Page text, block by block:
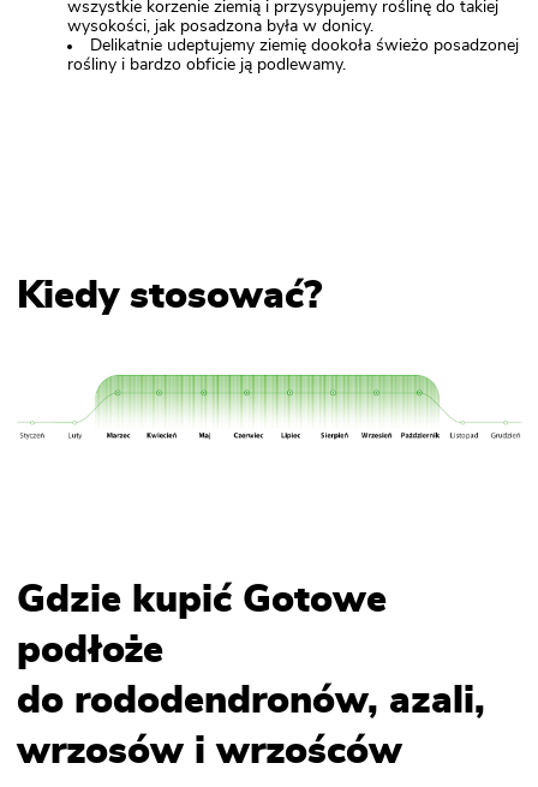
wszystkie korzenie ziemią i przysypujemy roślinę do takiej
wysokości, jak posadzona była w donicy.
Delikatnie udeptujemy ziemię dookoła świeżo posadzonej
rośliny i bardzo obficie ją podlewamy.
Kiedy stosować?
Gdzie kupić Gotowe
podłoże
do rododendronów, azali,
wrzosów i wrzośców